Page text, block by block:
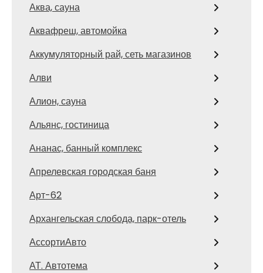
Аква, сауна
Аквафреш, автомойка
Аккумуляторный рай, сеть магазинов
Алви
Алион, сауна
Альянс, гостиница
Ананас, банный комплекс
Апрелевская городская баня
Арт-62
Архангельская слобода, парк-отель
АссортиАвто
АТ. Автотема